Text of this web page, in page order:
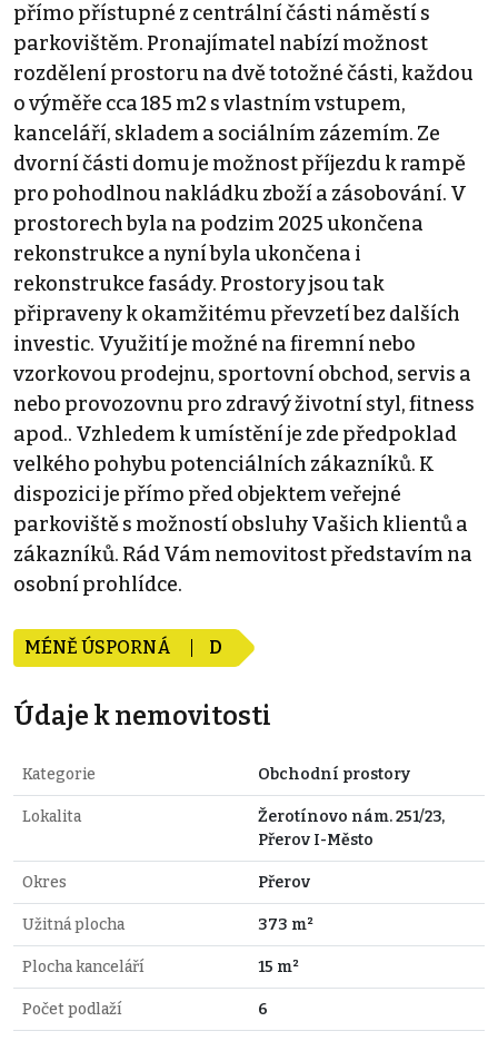
přímo přístupné z centrální části náměstí s
parkovištěm. Pronajímatel nabízí možnost
rozdělení prostoru na dvě totožné části, každou
o výměře cca 185 m2 s vlastním vstupem,
kanceláří, skladem a sociálním zázemím. Ze
dvorní části domu je možnost příjezdu k rampě
pro pohodlnou nakládku zboží a zásobování. V
prostorech byla na podzim 2025 ukončena
rekonstrukce a nyní byla ukončena i
rekonstrukce fasády. Prostory jsou tak
připraveny k okamžitému převzetí bez dalších
investic. Využití je možné na firemní nebo
vzorkovou prodejnu, sportovní obchod, servis a
nebo provozovnu pro zdravý životní styl, fitness
apod.. Vzhledem k umístění je zde předpoklad
velkého pohybu potenciálních zákazníků. K
dispozici je přímo před objektem veřejné
parkoviště s možností obsluhy Vašich klientů a
zákazníků. Rád Vám nemovitost představím na
osobní prohlídce.
MÉNĚ ÚSPORNÁ D
Údaje k nemovitosti
Kategorie Obchodní prostory
Lokalita
Žerotínovo nám. 251/23,
Přerov I-Město
Okres Přerov
Užitná plocha 373 m²
Plocha kanceláří 15 m²
Počet podlaží 6